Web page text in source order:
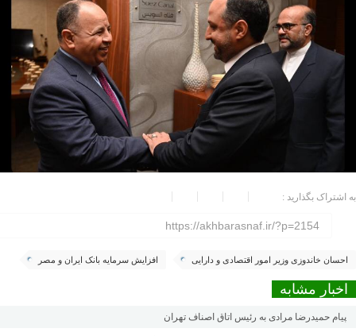
به اشتراک بگذارید :
https://akhbarasnaf.ir/?p=2154
احسان خاندوزی وزیر امور اقتصادی و دارایی افزایش سرمایه بانک ایران و مصر
اخبار مشابه
پیام حمیدرضا مرادی به رئیس اتاق اصناف تهران